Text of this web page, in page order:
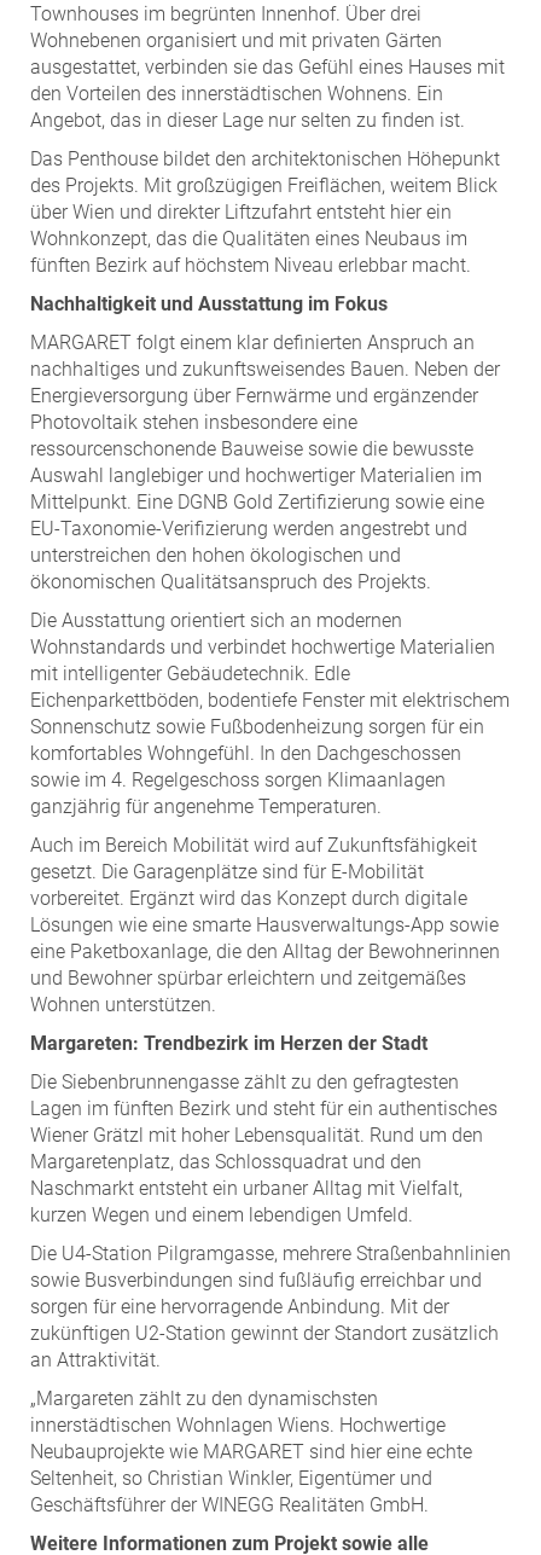
Townhouses im begrünten Innenhof. Über drei
Wohnebenen organisiert und mit privaten Gärten
ausgestattet, verbinden sie das Gefühl eines Hauses mit
den Vorteilen des innerstädtischen Wohnens. Ein
Angebot, das in dieser Lage nur selten zu finden ist.
Das Penthouse bildet den architektonischen Höhepunkt
des Projekts. Mit großzügigen Freiflächen, weitem Blick
über Wien und direkter Liftzufahrt entsteht hier ein
Wohnkonzept, das die Qualitäten eines Neubaus im
fünften Bezirk auf höchstem Niveau erlebbar macht.
Nachhaltigkeit und Ausstattung im Fokus
MARGARET folgt einem klar definierten Anspruch an
nachhaltiges und zukunftsweisendes Bauen. Neben der
Energieversorgung über Fernwärme und ergänzender
Photovoltaik stehen insbesondere eine
ressourcenschonende Bauweise sowie die bewusste
Auswahl langlebiger und hochwertiger Materialien im
Mittelpunkt. Eine DGNB Gold Zertifizierung sowie eine
EU-Taxonomie-Verifizierung werden angestrebt und
unterstreichen den hohen ökologischen und
ökonomischen Qualitätsanspruch des Projekts.
Die Ausstattung orientiert sich an modernen
Wohnstandards und verbindet hochwertige Materialien
mit intelligenter Gebäudetechnik. Edle
Eichenparkettböden, bodentiefe Fenster mit elektrischem
Sonnenschutz sowie Fußbodenheizung sorgen für ein
komfortables Wohngefühl. In den Dachgeschossen
sowie im 4. Regelgeschoss sorgen Klimaanlagen
ganzjährig für angenehme Temperaturen.
Auch im Bereich Mobilität wird auf Zukunftsfähigkeit
gesetzt. Die Garagenplätze sind für E-Mobilität
vorbereitet. Ergänzt wird das Konzept durch digitale
Lösungen wie eine smarte Hausverwaltungs-App sowie
eine Paketboxanlage, die den Alltag der Bewohnerinnen
und Bewohner spürbar erleichtern und zeitgemäßes
Wohnen unterstützen.
Margareten: Trendbezirk im Herzen der Stadt
Die Siebenbrunnengasse zählt zu den gefragtesten
Lagen im fünften Bezirk und steht für ein authentisches
Wiener Grätzl mit hoher Lebensqualität. Rund um den
Margaretenplatz, das Schlossquadrat und den
Naschmarkt entsteht ein urbaner Alltag mit Vielfalt,
kurzen Wegen und einem lebendigen Umfeld.
Die U4-Station Pilgramgasse, mehrere Straßenbahnlinien
sowie Busverbindungen sind fußläufig erreichbar und
sorgen für eine hervorragende Anbindung. Mit der
zukünftigen U2-Station gewinnt der Standort zusätzlich
an Attraktivität.
„Margareten zählt zu den dynamischsten
innerstädtischen Wohnlagen Wiens. Hochwertige
Neubauprojekte wie MARGARET sind hier eine echte
Seltenheit, so Christian Winkler, Eigentümer und
Geschäftsführer der WINEGG Realitäten GmbH.
Weitere Informationen zum Projekt sowie alle